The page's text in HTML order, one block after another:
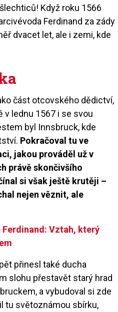
Když roku 1566
Ferdinand za zády
dvacet let, ale i zemi, kde
část otcovského dědictví,
v lednu 1567 i se svou
byl Innsbruck, kde
Pokračoval tu ve
jakou prováděl už v
právě skončivšího
si však ještě krutěji –
nejen věznit, ale
Vztah, který
přinesl také ducha
slohu přestavět starý hrad
a vybudoval si zde
tu světoznámou sbírku,